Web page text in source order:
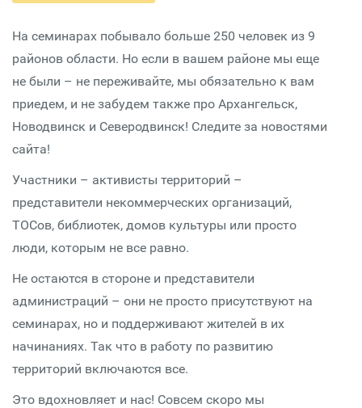
На семинарах побывало больше 250 человек из 9
районов области. Но если в вашем районе мы еще
не были – не переживайте, мы обязательно к вам
приедем, и не забудем также про Архангельск,
Новодвинск и Северодвинск! Следите за новостями
сайта!
Участники – активисты территорий –
представители некоммерческих организаций,
ТОСов, библиотек, домов культуры или просто
люди, которым не все равно.
Не остаются в стороне и представители
администраций – они не просто присутствуют на
семинарах, но и поддерживают жителей в их
начинаниях. Так что в работу по развитию
территорий включаются все.
Это вдохновляет и нас! Совсем скоро мы